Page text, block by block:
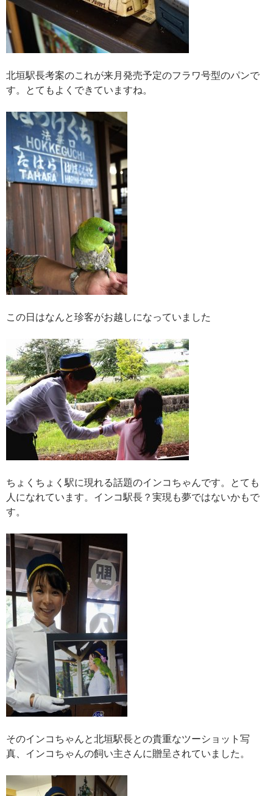
北垣駅長考案のこれが来月発売予定のフラワ号型のパンで
す。とてもよくできていますね。
この日はなんと珍客がお越しになっていました
ちょくちょく駅に現れる話題のインコちゃんです。とても
人になれています。インコ駅長？実現も夢ではないかもで
す。
そのインコちゃんと北垣駅長との貴重なツーショット写
真、インコちゃんの飼い主さんに贈呈されていました。